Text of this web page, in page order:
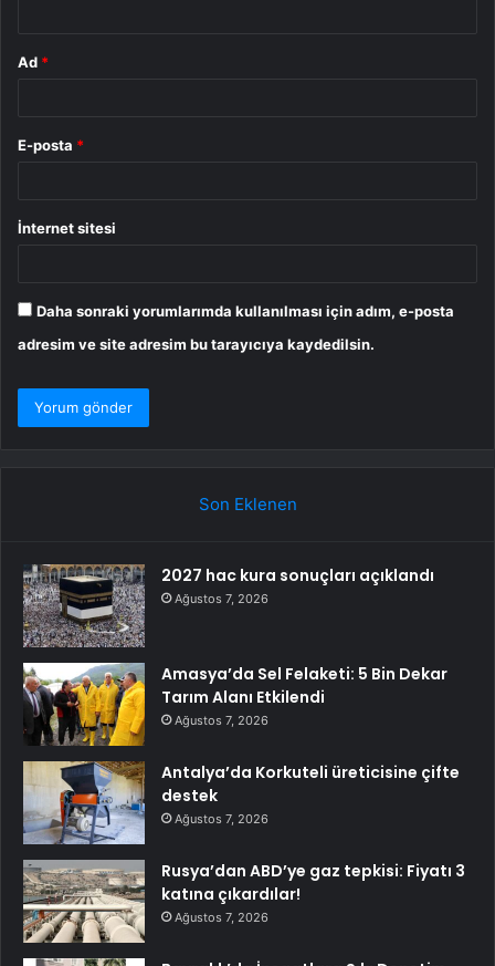
Ad *
E-posta *
İnternet sitesi
Daha sonraki yorumlarımda kullanılması için adım, e-posta
adresim ve site adresim bu tarayıcıya kaydedilsin.
Son Eklenen
2027 hac kura sonuçları açıklandı
Ağustos 7, 2026
Amasya’da Sel Felaketi: 5 Bin Dekar
Tarım Alanı Etkilendi
Ağustos 7, 2026
Antalya’da Korkuteli üreticisine çifte
destek
Ağustos 7, 2026
Rusya’dan ABD’ye gaz tepkisi: Fiyatı 3
katına çıkardılar!
Ağustos 7, 2026